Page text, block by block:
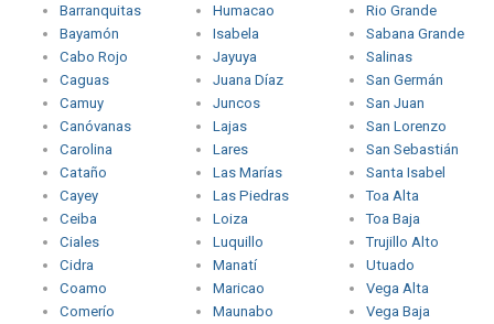
Barranquitas
Bayamón
Cabo Rojo
Caguas
Camuy
Canóvanas
Carolina
Cataño
Cayey
Ceiba
Ciales
Cidra
Coamo
Comerío
Humacao
Isabela
Jayuya
Juana Díaz
Juncos
Lajas
Lares
Las Marías
Las Piedras
Loiza
Luquillo
Manatí
Maricao
Maunabo
Rio Grande
Sabana Grande
Salinas
San Germán
San Juan
San Lorenzo
San Sebastián
Santa Isabel
Toa Alta
Toa Baja
Trujillo Alto
Utuado
Vega Alta
Vega Baja